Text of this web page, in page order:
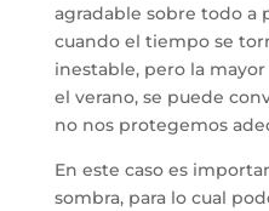
agradable sobre todo a
cuando el tiempo se
inestable, pero la
el verano, se puede
no nos protegemos
En este caso es
sombra, para lo cual